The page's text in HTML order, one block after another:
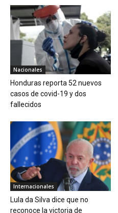
Nacionales
Honduras reporta 52 nuevos
casos de covid-19 y dos
fallecidos
Internacionales
Lula da Silva dice que no
reconoce la victoria de